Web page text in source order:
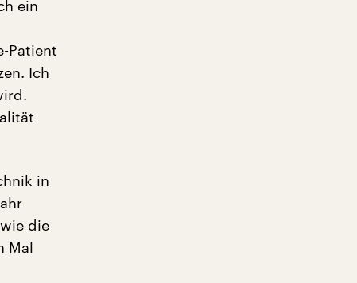
ein
Patient
Ich
in
die
Mal